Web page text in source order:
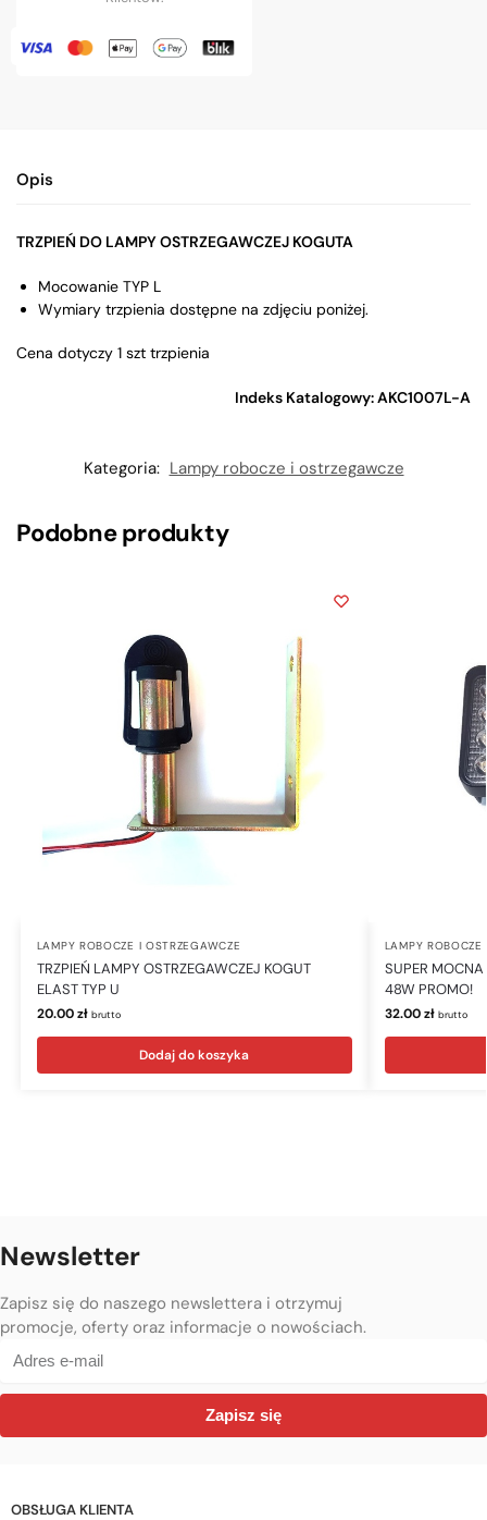
Opis
TRZPIEŃ DO LAMPY OSTRZEGAWCZEJ KOGUTA
Mocowanie TYP L
Wymiary trzpienia dostępne na zdjęciu poniżej.
Cena dotyczy 1 szt trzpienia
Indeks Katalogowy: AKC1007L-A
Kategoria: Lampy robocze i ostrzegawcze
Podobne produkty
LAMPY ROBOCZE I OSTRZEGAWCZE
TRZPIEŃ LAMPY OSTRZEGAWCZEJ KOGUT
ELAST TYP U
20.00zł brutto
Dodaj do koszyka
LAMPY
SUPER
48W PROMO!
32.00zł brutto
Newsletter
Zapisz się do naszego newslettera i otrzymuj
promocje, oferty oraz informacje o nowościach.
Zapisz się
OBSŁUGA KLIENTA